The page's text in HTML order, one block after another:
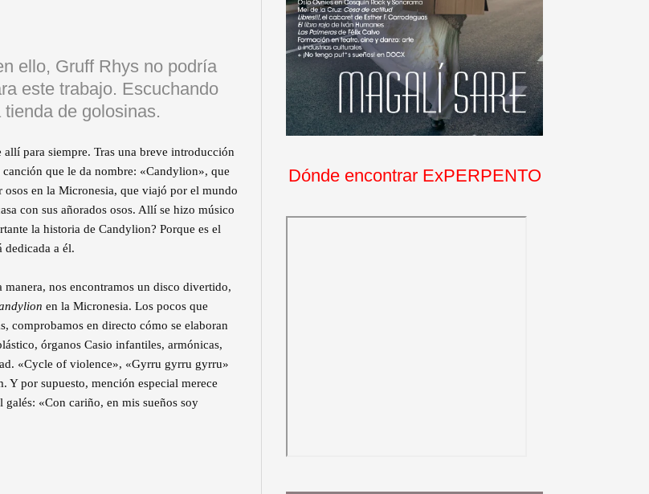
ello, Gruff Rhys no podría
este trabajo. Escuchando
de golosinas.
para siempre. Tras una breve introducción
que le da nombre: «Candylion», que
en la Micronesia, que viajó por el mundo
con sus añorados osos. Allí se hizo músico
la historia de Candylion? Porque es el
dedicada a él.
manera, nos encontramos un disco divertido,
en la Micronesia. Los pocos que
comprobamos en directo cómo se elaboran
órganos Casio infantiles, armónicas,
«Cycle of violence», «Gyrru gyrru gyrru»
Y por supuesto, mención especial merece
«Con cariño, en mis sueños soy
Dónde encontrar ExPERPENTO